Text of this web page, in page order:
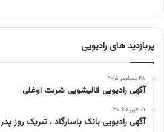
پربازدید های رادیویی
۲۸ دسامبر ۲۰۱۵
آگهی رادیویی قالیشویی شربت اوغلی
۰۱ فوریه ۲۰۱۶
آگهی رادیویی بانک پاسارگاد ، تبریک روز پدر